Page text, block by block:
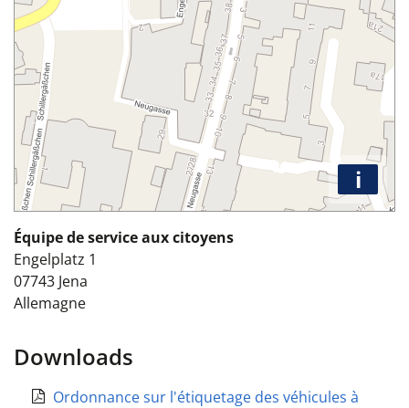
i
Équipe de service aux citoyens
Engelplatz 1
07743 Jena
Allemagne
Downloads
Ordonnance sur l'étiquetage des véhicules à